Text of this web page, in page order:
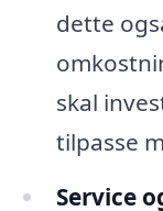
dette
skal
tilpasse
Service